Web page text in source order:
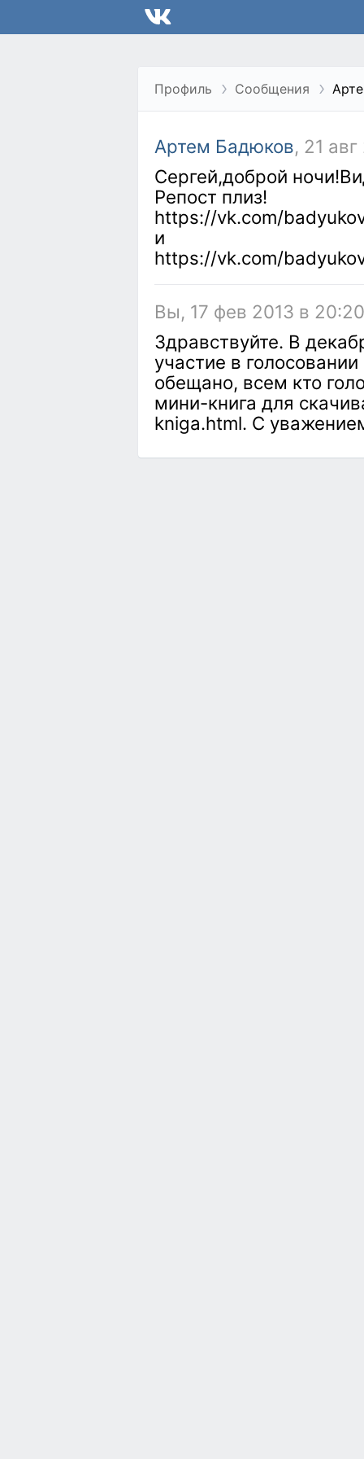
Профиль Сообщения
Артем Бадюков, 21
Сергей,доброй
Репост плиз!
https://vk.com/
и
https://vk.com/
Вы, 17 фев 2013 в
Здравствуйте. В
участие в
обещано, всем кто
мини-книга для
kniga.html. С